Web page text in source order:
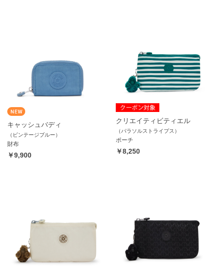
キャッシュバディ
（ビンテージブルー）
財布
￥9,900
クリエイティビティエル
（パラソルストライプス）
ポーチ
￥8,250